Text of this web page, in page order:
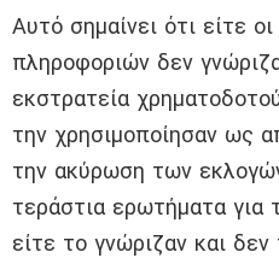
Αυτό σημαίνει ότι είτε
πληροφοριών δεν
εκστρατεία
την χρησιμοποίησαν ως
την ακύρωση των
τεράστια ερωτήματα για
είτε το γνώριζαν και